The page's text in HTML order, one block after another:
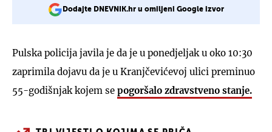
Dodajte DNEVNIK.hr u omiljeni Google izvor
Pulska policija javila je da je u ponedjeljak u oko 10:30
zaprimila dojavu da je u Kranjčevićevoj ulici preminuo
55-godišnjak kojem se pogoršalo zdravstveno stanje.